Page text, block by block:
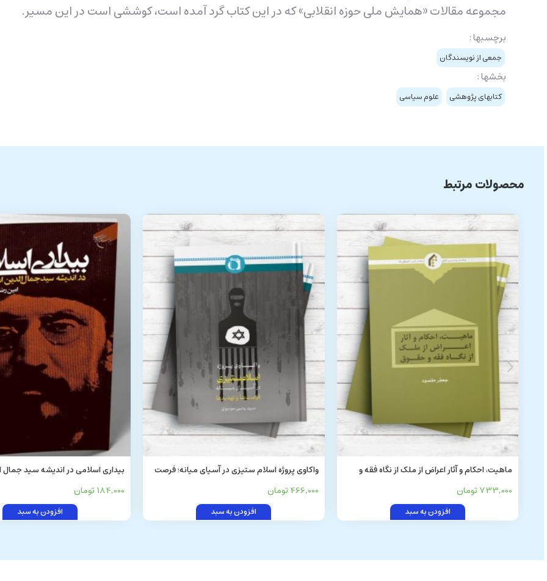
مجموعه مقالات «همایش ملی حوزه انقلابی» که در این کتاب گرد آمده است، کوششی است در این مسیر.
برچسبها :
جمعی از نويسندگان
بخشها :
کتابهای پژوهشی علوم سیاسی
محصولات مرتبط
ماهیت، احکام و آثار اعراض از ملک از نگاه فقه و
حقوق
733,000 تومان
افزودن به سبد
واکاوی پروژه اسلام ستیزی در آسیای میانه؛ فرصت
ها و تهدیدها
466,000 تومان
افزودن به سبد
بیداری اسلامی در اندیشه سید جمال
آبادی
184,000 تومان
افزودن به سبد